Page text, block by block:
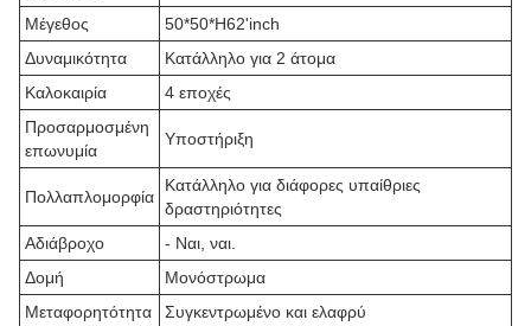
Μέγεθος
50*50*H62'inch
Δυναμικότητα
Κατάλληλο για 2 άτομα
Καλοκαιρία
4 εποχές
Προσαρμοσμένη
επωνυμία
Υποστήριξη
Πολλαπλομορφία
Κατάλληλο για διάφορες υπαίθριες
δραστηριότητες
Αδιάβροχο
- Ναι, ναι.
Δομή
Μονόστρωμα
Μεταφορητότητα
Συγκεντρωμένο και ελαφρύ